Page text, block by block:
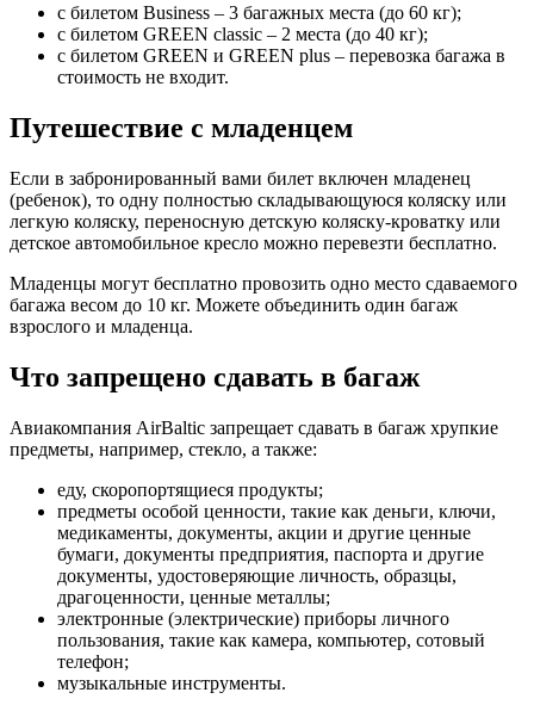
с билетом Business – 3 багажных места (до 60 кг);
c билетом GREEN classic – 2 места (до 40 кг);
c билетом GREEN и GREEN plus – перевозка багажа в
стоимость не входит.
Путешествие с младенцем
Если в забронированный вами билет включен младенец
(ребенок), то одну полностью складывающуюся коляску или
легкую коляску, переносную детскую коляску-кроватку или
детское автомобильное кресло можно перевезти бесплатно.
Младенцы могут бесплатно провозить одно место сдаваемого
багажа весом до 10 кг. Можете объединить один багаж
взрослого и младенца.
Что запрещено сдавать в багаж
Авиакомпания AirBaltic запрещает сдавать в багаж хрупкие
предметы, например, стекло, а также:
еду, скоропортящиеся продукты;
предметы особой ценности, такие как деньги, ключи,
медикаменты, документы, акции и другие ценные
бумаги, документы предприятия, паспорта и другие
документы, удостоверяющие личность, образцы,
драгоценности, ценные металлы;
электронные (электрические) приборы личного
пользования, такие как камера, компьютер, сотовый
телефон;
музыкальные инструменты.